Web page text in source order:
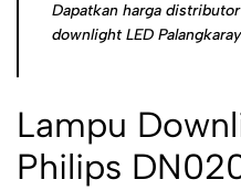
Dapatkan harga
downlight LED
Lampu
Philips